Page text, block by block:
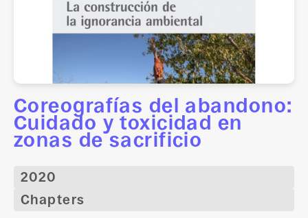
Coreografías del abandono:
Cuidado y toxicidad en
zonas de sacrificio
2020
Chapters